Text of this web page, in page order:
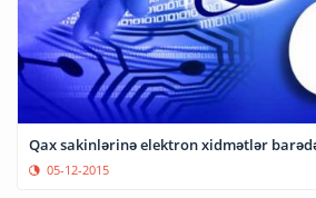
Qax sakinlərinə elektron xidmətlər
05-12-2015